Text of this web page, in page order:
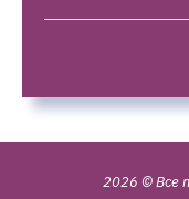
2026 © Все